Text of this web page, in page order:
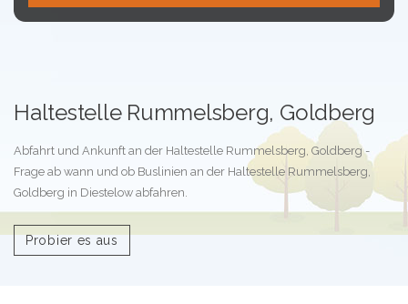
Haltestelle Rummelsberg, Goldberg
Abfahrt und Ankunft an der Haltestelle Rummelsberg, Goldberg -
Frage ab wann und ob Buslinien an der Haltestelle Rummelsberg,
Goldberg in Diestelow abfahren.
Probier es aus